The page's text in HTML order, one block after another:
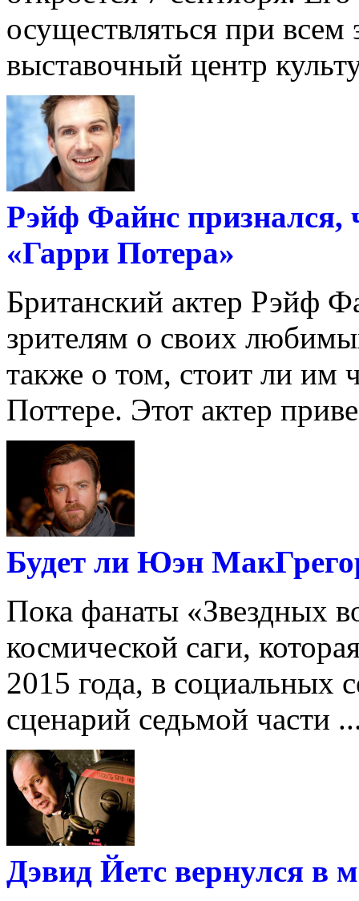
осуществляться при
выставочный центр
Рэйф Файнс признался,
«Гарри Потера»
Британский актер Рэйф
зрителям о своих
также о том, стоит ли им
Поттере. Этот актер
Будет ли Юэн
Пока фанаты «Звездных
космической саги,
2015 года, в социальных
сценарий седьмой части
Дэвид Йетс вернулся в